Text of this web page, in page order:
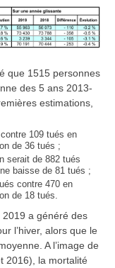
que 1515 personnes
des 5 ans 2013-
estimations,
109 tués en
de 36 tués ;
serait de 882 tués
baisse de 81 tués ;
contre 470 en
de 18 tués.
a généré des
l’hiver, alors que le
A l’image de
2016), la mortalité